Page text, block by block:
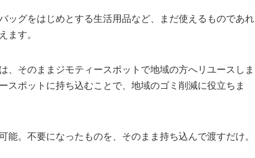
ッグをはじめとする生活用品など、まだ使えるものであれ
ます。
、そのままジモティースポットで地域の方へリユースしま
スポットに持ち込むことで、地域のゴミ削減に役立ちま
能。不要になったものを、そのまま持ち込んで渡すだけ。